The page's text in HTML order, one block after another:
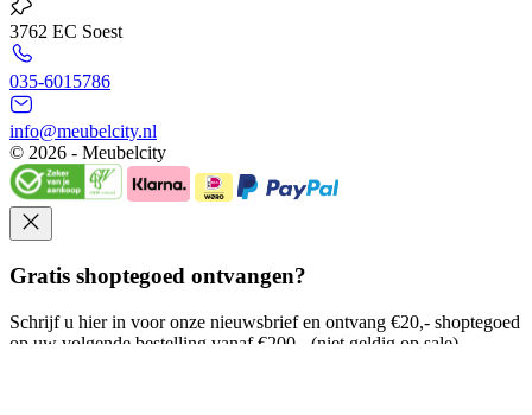
3762 EC Soest
035-6015786
info@meubelcity.nl
© 2026 - Meubelcity
Gratis shoptegoed ontvangen?
Schrijf u hier in voor onze nieuwsbrief en ontvang €20,- shoptegoed
op uw volgende bestelling vanaf €200,- (niet geldig op sale)